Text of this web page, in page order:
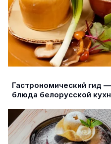
Гастрономический гид
блюда белорусской